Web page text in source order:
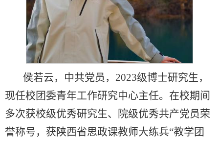
侯若云，中共党员，2023级博士研究生，
现任校团委青年工作研究中心主任。在校期间
多次获校级优秀研究生、院级优秀共产党员荣
誉称号，获陕西省思政课教师大练兵“教学团